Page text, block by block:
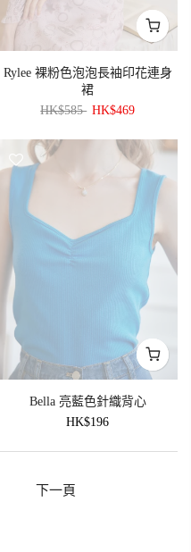
Rylee 裸粉色泡泡長袖印花連身
裙
HK$585 HK$469
Bella 亮藍色針織背心
HK$196
下一頁